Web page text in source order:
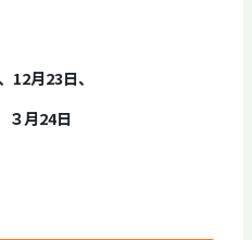
月23日、
３月24日